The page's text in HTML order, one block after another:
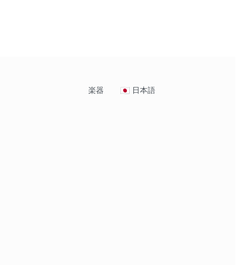
楽器 日本語